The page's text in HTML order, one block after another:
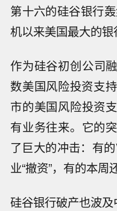
第十六的硅谷银行
机以来美国最大的银
作为硅谷初创公司
数美国风险投资支
市的美国风险投资
有业务往来。它的
了巨大的冲击：有
业“撤资”，有的本周
硅谷银行破产也波及